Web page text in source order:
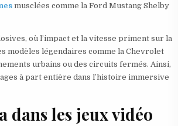
musclées comme la Ford Mustang Shelby
où l’impact et la vitesse priment sur la
modèles légendaires comme la Chevrolet
urbains ou des circuits fermés. Ainsi,
à part entière dans l’histoire immersive
dans les jeux vidéo